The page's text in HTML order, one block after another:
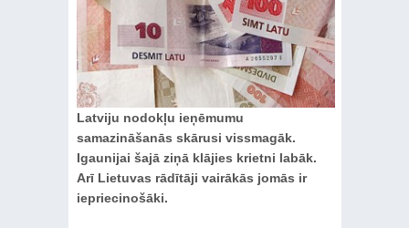
Latviju nodokļu ieņēmumu
samazināšanās skārusi vissmagāk.
Igaunijai šajā ziņā klājies krietni labāk.
Arī Lietuvas rādītāji vairākās jomās ir
iepriecinošāki.